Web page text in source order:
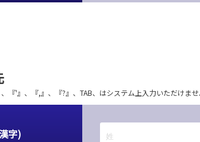
『'』、『,』、『?』、TAB、はシステム上入力いただけませ
字)